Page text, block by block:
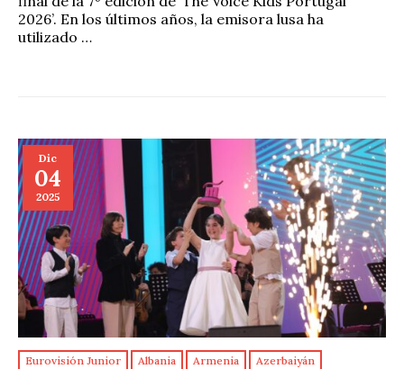
2026’. En los últimos años, la emisora lusa ha
utilizado …
Dic
04
2025
Eurovisión Junior Albania Armenia Azerbaiyán